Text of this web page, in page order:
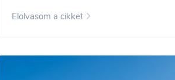
Elolvasom a cikket